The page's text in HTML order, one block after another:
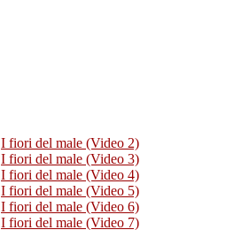
I fiori del male (Video 2)
I fiori del male (Video 3)
I fiori del male (Video 4)
I fiori del male (Video 5)
I fiori del male (Video 6)
I fiori del male (Video 7)